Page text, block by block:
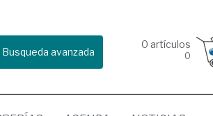
Busqueda avanzada
0 artículos
0